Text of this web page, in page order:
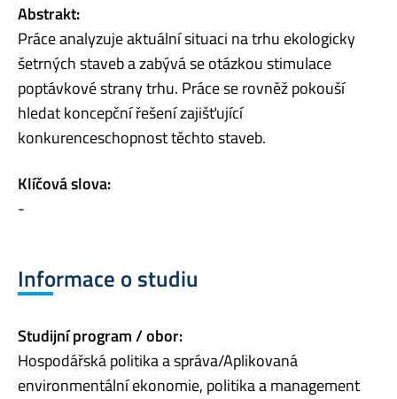
Abstrakt:
Práce analyzuje aktuální situaci na trhu ekologicky
šetrných staveb a zabývá se otázkou stimulace
poptávkové strany trhu. Práce se rovněž pokouší
hledat koncepční řešení zajišťující
konkurenceschopnost těchto staveb.
Klíčová slova:
-
Informace o studiu
Studijní program / obor:
Hospodářská politika a správa/Aplikovaná
environmentální ekonomie, politika a management